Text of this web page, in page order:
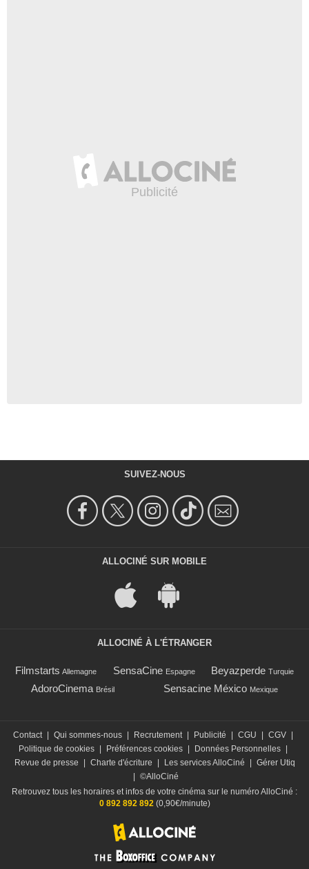
SUIVEZ-NOUS
ALLOCINÉ SUR MOBILE
ALLOCINÉ À L'ÉTRANGER
Filmstarts Allemagne SensaCine Espagne Beyazperde Turquie
AdoroCinema Brésil Sensacine México Mexique
Contact Qui sommes-nous Recrutement Publicité CGU CGV
Politique de cookies
Préférences cookies Données Personnelles
Revue de presse
Charte d'écriture Les services AlloCiné
Gérer Utiq
©AlloCiné
Retrouvez tous les horaires et infos de votre cinéma sur le numéro AlloCiné :
0 892 892 892(0,90€/minute)